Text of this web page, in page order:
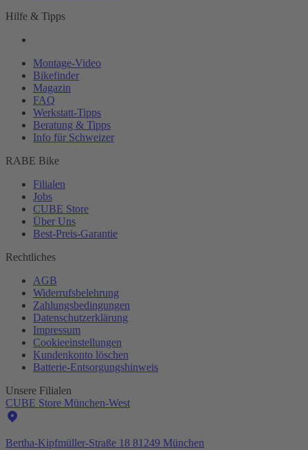
Hilfe & Tipps
Montage-Video
Bikefinder
Magazin
FAQ
Werkstatt-Tipps
Beratung & Tipps
Info für Schweizer
RABE Bike
Filialen
Jobs
CUBE Store
Über Uns
Best-Preis-Garantie
Rechtliches
AGB
Widerrufsbelehrung
Zahlungsbedingungen
Datenschutzerklärung
Impressum
Cookieeinstellungen
Kundenkonto löschen
Batterie-Entsorgungshinweis
Unsere Filialen
CUBE Store München-West
Bertha-Kipfmüller-Straße 18 81249 München